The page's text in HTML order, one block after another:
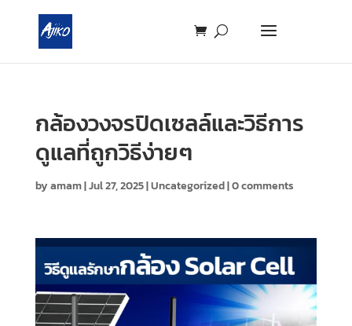
กล้องวงจรปิดเซลล์และวิธีการ
ดูแลที่ถูกวิธีง่ายๆ
byamam|Jul 27, 2025|Uncategorized|0 comments